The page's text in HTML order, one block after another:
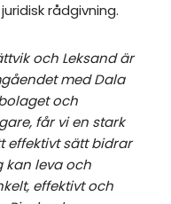
rådgivning.
och Leksand är
med Dala
och
får vi en stark
effektivt sätt bidrar
kan leva och
effektivt och